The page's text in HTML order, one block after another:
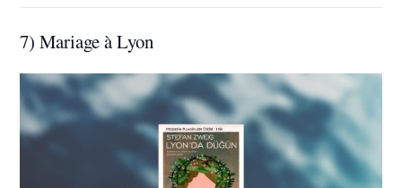
7) Mariage à Lyon